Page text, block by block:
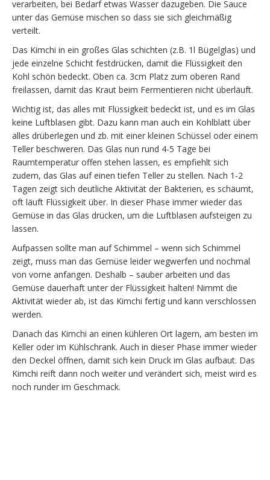
verarbeiten, bei Bedarf etwas Wasser dazugeben. Die Sauce
unter das Gemüse mischen so dass sie sich gleichmäßig
verteilt.
Das Kimchi in ein großes Glas schichten (z.B. 1l Bügelglas) und
jede einzelne Schicht festdrücken, damit die Flüssigkeit den
Kohl schön bedeckt. Oben ca. 3cm Platz zum oberen Rand
freilassen, damit das Kraut beim Fermentieren nicht überläuft.
Wichtig ist, das alles mit Flüssigkeit bedeckt ist, und es im Glas
keine Luftblasen gibt. Dazu kann man auch ein Kohlblatt über
alles drüberlegen und zb. mit einer kleinen Schüssel oder einem
Teller beschweren. Das Glas nun rund 4-5 Tage bei
Raumtemperatur offen stehen lassen, es empfiehlt sich
zudem, das Glas auf einen tiefen Teller zu stellen. Nach 1-2
Tagen zeigt sich deutliche Aktivität der Bakterien, es schäumt,
oft läuft Flüssigkeit über. In dieser Phase immer wieder das
Gemüse in das Glas drücken, um die Luftblasen aufsteigen zu
lassen.
Aufpassen sollte man auf Schimmel – wenn sich Schimmel
zeigt, muss man das Gemüse leider wegwerfen und nochmal
von vorne anfangen. Deshalb – sauber arbeiten und das
Gemüse dauerhaft unter der Flüssigkeit halten! Nimmt die
Aktivität wieder ab, ist das Kimchi fertig und kann verschlossen
werden.
Danach das Kimchi an einen kühleren Ort lagern, am besten im
Keller oder im Kühlschrank. Auch in dieser Phase immer wieder
den Deckel öffnen, damit sich kein Druck im Glas aufbaut. Das
Kimchi reift dann noch weiter und verändert sich, meist wird es
noch runder im Geschmack.